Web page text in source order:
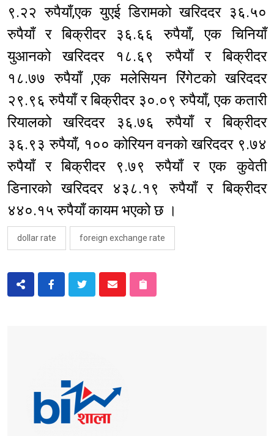
९.२२ रुपैयाँ,एक युएई डिरामको खरिददर ३६.५०
रुपैयाँ र बिक्रीदर ३६.६६ रुपैयाँ, एक चिनियाँ
युआनको खरिददर १८.६९ रुपैयाँ र बिक्रीदर
१८.७७ रुपैयाँ ,एक मलेसियन रिंगेटको खरिददर
२९.९६ रुपैयाँ र बिक्रीदर ३०.०९ रुपैयाँ, एक कतारी
रियालको खरिददर ३६.७६ रुपैयाँ र बिक्रीदर
३६.९३ रुपैयाँ, १०० कोरियन वनको खरिददर ९.७४
रुपैयाँ र बिक्रीदर ९.७९ रुपैयाँ र एक कुवेती
डिनारको खरिददर ४३८.१९ रुपैयाँ र बिक्रीदर
४४०.१५ रुपैयाँ कायम भएको छ ।
dollar rate foreign exchange rate